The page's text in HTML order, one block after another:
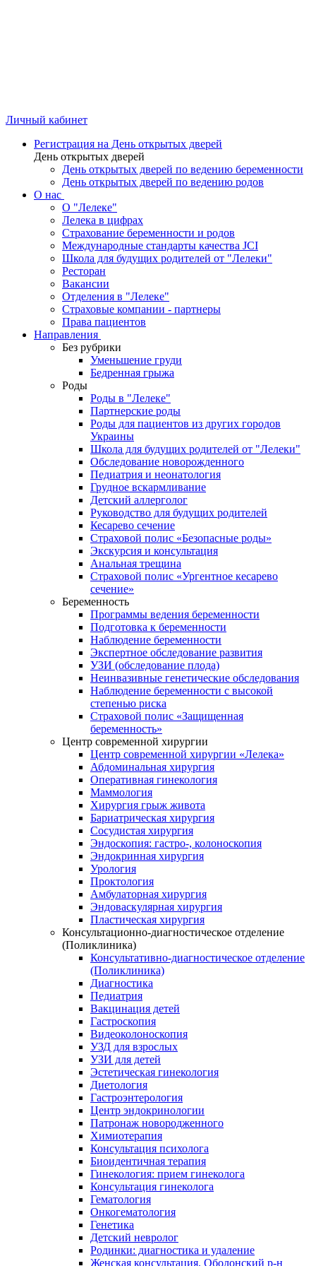
Личный кабинет
Регистрация на День открытых дверей
День открытых дверей
День открытых дверей по ведению беременности
День открытых дверей по ведению родов
О нас
О "Лелеке"
Лелека в цифрах
Страхование беременности и родов
Международные стандарты качества JCI
Школа для будущих родителей от "Лелеки"
Ресторан
Вакансии
Отделения в "Лелеке"
Страховые компании - партнеры
Права пациентов
Направления
Без рубрики
Уменьшение груди
Бедренная грыжа
Роды
Роды в "Лелеке"
Партнерские роды
Роды для пациентов из других городов
Украины
Школа для будущих родителей от "Лелеки"
Обследование новорожденного
Педиатрия и неонатология
Грудное вскармливание
Детский аллерголог
Руководство для будущих родителей
Кесарево сечение
Страховой полис «Безопасные роды»
Экскурсия и консультация
Анальная трещина
Страховой полис «Ургентное кесарево
сечение»
Беременность
Программы ведения беременности
Подготовка к беременности
Наблюдение беременности
Экспертное обследование развития
УЗИ (обследование плода)
Неинвазивные генетические обследования
Наблюдение беременности с высокой
степенью риска
Страховой полис «Защищенная
беременность»
Центр современной хирургии
Центр современной хирургии «Лелека»
Абдоминальная хирургия
Оперативная гинекология
Маммология
Хирургия грыж живота
Бариатрическая хирургия
Сосудистая хирургия
Эндоскопия: гастро-, колоноскопия
Эндокринная хирургия
Урология
Проктология
Амбулаторная хирургия
Эндоваскулярная хирургия
Пластическая хирургия
Консультационно-диагностическое отделение
(Поликлиника)
Консультативно-диагностическое отделение
(Поликлиника)
Диагностика
Педиатрия
Вакцинация детей
Гастроскопия
Видеоколоноскопия
УЗД для взрослых
УЗИ для детей
Эстетическая гинекология
Диетология
Гастроэнтерология
Центр эндокринологии
Патронаж новородженного
Химиотерапия
Консультация психолога
Биоидентичная терапия
Гинекология: прием гинеколога
Консультация гинеколога
Гематология
Онкогематология
Генетика
Детский невролог
Родинки: диагностика и удаление
Женская консультация, Оболонский р-н